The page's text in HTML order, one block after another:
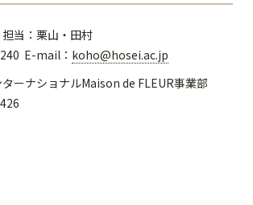
当：栗山・田村
E-mail： koho@hosei.ac.jp
ーナショナルMaison de FLEUR事業部